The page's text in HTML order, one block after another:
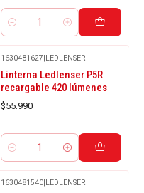
Cantidad
1630481627|LEDLENSER
Linterna Ledlenser P5R
recargable 420 lúmenes
$55.990
Cantidad
1630481540 LEDLENSER